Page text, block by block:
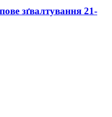
зґвалтування 21-